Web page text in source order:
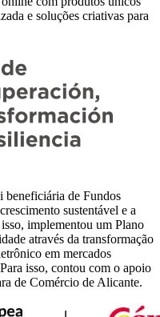
e soluções criativas para
de Fundos
sustentável e a
implementou um Plano
através da transformação
em mercados
isso, contou com o apoio
de Comércio de Alicante.